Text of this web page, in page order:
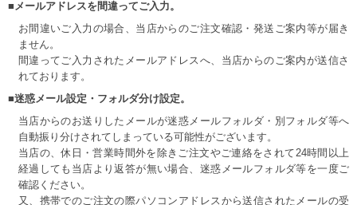
■メールアドレスを間違ってご入力。
お間違いご入力の場合、当店からのご注文確認・発送ご案内等が届き
ません。
間違ってご入力されたメールアドレスへ、当店からのご案内が送信さ
れております。
■迷惑メール設定・フォルダ分け設定。
当店からのお送りしたメールが迷惑メールフォルダ・別フォルダ等へ
自動振り分けされてしまっている可能性がございます。
当店の、休日・営業時間外を除きご注文やご連絡をされて24時間以上
経過しても当店より返答が無い場合、迷惑メールフォルダ等を一度ご
確認ください。
又、携帯でのご注文の際パソコンアドレスから送信されたメールの受